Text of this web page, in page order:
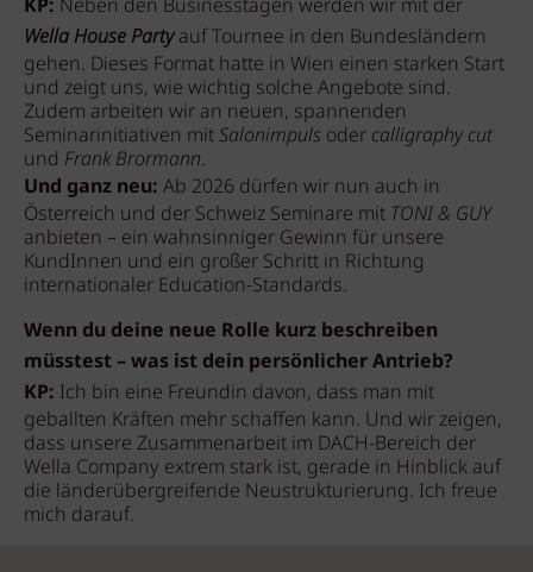
KP: Neben den Businesstagen werden wir mit der
Wella House Partyauf Tournee in den Bundesländern
gehen. Dieses Format hatte in Wien einen starken Start
und zeigt uns, wie wichtig solche Angebote sind.
Zudem arbeiten wir an neuen, spannenden
Seminarinitiativen mitSalonimpuls oder calligraphy cut
und Frank Brormann.
Und ganz neu: Ab 2026 dürfen wir nun auch in
Österreich und der Schweiz Seminare mit TONI & GUY
anbieten – ein wahnsinniger Gewinn für unsere
KundInnen und ein großer Schritt in Richtung
internationaler Education-Standards.
Wenn du deine neue Rolle kurz beschreiben
müsstest – was ist dein persönlicher Antrieb?
KP: Ich bin eine Freundin davon, dass man mit
geballten Kräften mehr schaffen kann. Und wir zeigen,
dass unsere Zusammenarbeit im DACH-Bereich der
Wella Company extrem stark ist, gerade in Hinblick auf
die länderübergreifende Neustrukturierung. Ich freue
mich darauf.